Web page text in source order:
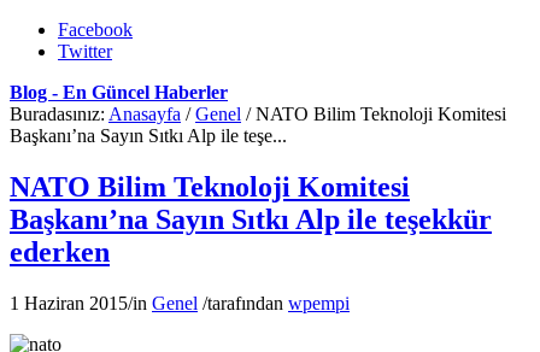
Facebook
Twitter
Blog - En Güncel Haberler
Buradasınız: Anasayfa / Genel / NATO Bilim Teknoloji Komitesi
Başkanı’na Sayın Sıtkı Alp ile teşe...
NATO Bilim Teknoloji Komitesi
Başkanı’na Sayın Sıtkı Alp ile teşekkür
ederken
1 Haziran 2015/in Genel /tarafından wpempi